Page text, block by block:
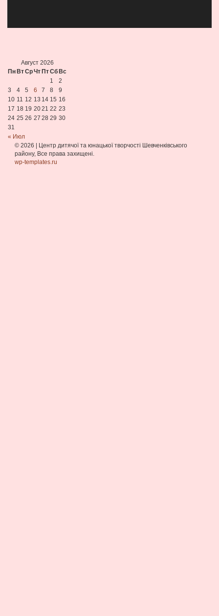
Август 2026
ПнВтСрЧтПтСбВс
« Июл
1
2
3
4 5 6 7 8
9
10 11 12 13 14 15 16
17 18 19 2021 22 23
24 25 26 27 28 29 30
31
© 2026 | Центр дитячої та юнацької творчості Шевченківського
району, Все права захищені.
wp-templates.ru